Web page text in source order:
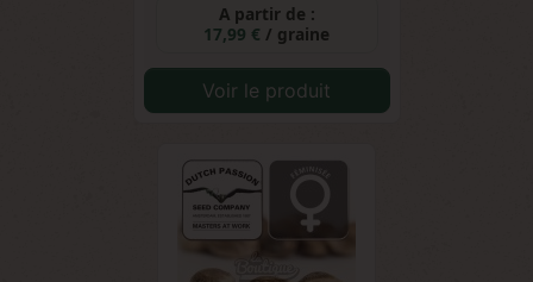
A partir de :
17,99 € / graine
Voir le produit